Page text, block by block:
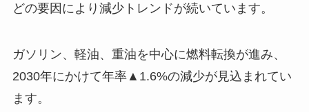
どの要因により減少トレンドが続いています。
ガソリン、軽油、重油を中心に燃料転換が進み、
2030年にかけて年率▲1.6%の減少が見込まれてい
ます。